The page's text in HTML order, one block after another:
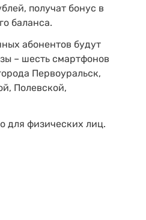
получат бонус в
баланса.
абонентов будут
– шесть смартфонов
Первоуральск,
Полевской,
для физических лиц.